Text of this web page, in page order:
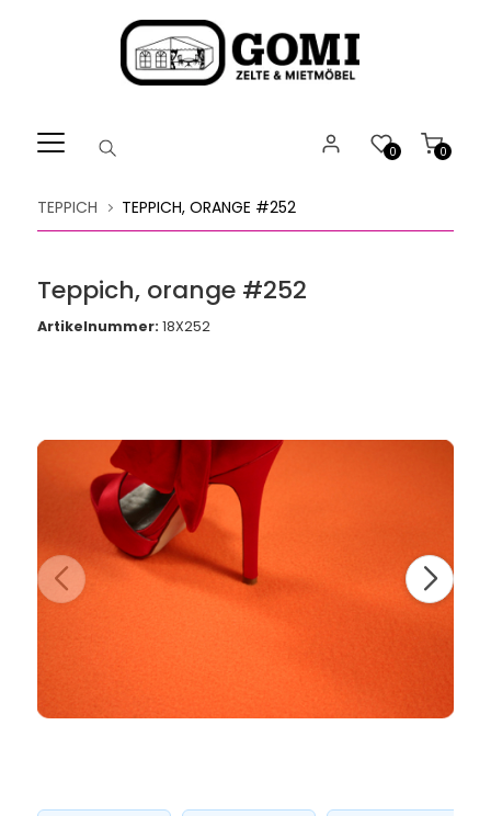
Barrierefreiheitsmenü
0
0
TEPPICH TEPPICH, ORANGE #252
Teppich, orange #252
Artikelnummer: 18X252